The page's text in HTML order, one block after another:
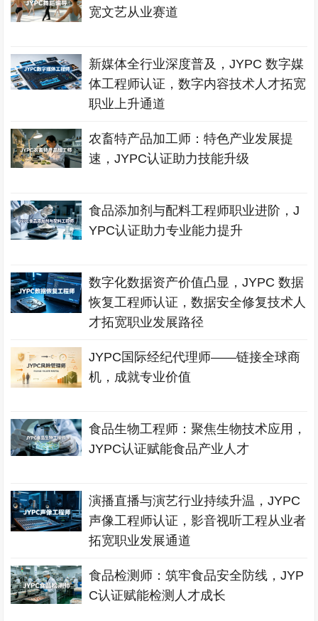
宽文艺从业赛道
新媒体全行业深度普及，JYPC 数字媒
体工程师认证，数字内容技术人才拓宽
职业上升通道
农畜特产品加工师：特色产业发展提
速，JYPC认证助力技能升级
食品添加剂与配料工程师职业进阶，J
YPC认证助力专业能力提升
数字化数据资产价值凸显，JYPC 数据
恢复工程师认证，数据安全修复技术人
才拓宽职业发展路径
JYPC国际经纪代理师——链接全球商
机，成就专业价值
食品生物工程师：聚焦生物技术应用，
JYPC认证赋能食品产业人才
演播直播与演艺行业持续升温，JYPC
声像工程师认证，影音视听工程从业者
拓宽职业发展通道
食品检测师：筑牢食品安全防线，JYP
C认证赋能检测人才成长